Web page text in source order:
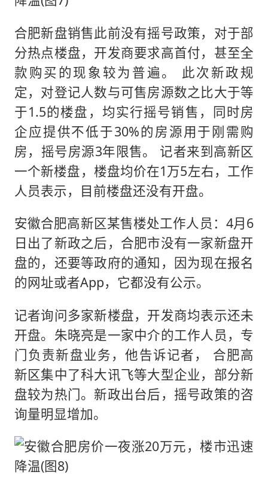
合肥新盘销售此前没有摇号政策，对于部
分热点楼盘，开发商要求高首付，甚至全
款购买的现象较为普遍。 此次新政规
定，对登记人数与可售房源数之比大于等
于1.5的楼盘，均实行摇号销售，同时房
企应提供不低于30%的房源用于刚需购
房，摇号房源3年限售。 记者来到高新区
一个新楼盘，楼盘均价在1万5左右，工作
人员表示，目前楼盘还没有开盘。
安徽合肥高新区某售楼处工作人员：4月6
日出了新政之后，合肥市没有一家新盘开
盘的，还要等政府的通知，因为现在报名
的网址或者App，它都没有公示。
记者询问多家新楼盘，开发商均表示还未
开盘。朱晓亮是一家中介的工作人员，专
门负责新盘业务，他告诉记者， 合肥高
新区集中了科大讯飞等大型企业，部分新
盘较为热门。新政出台后，摇号政策的咨
询量明显增加。